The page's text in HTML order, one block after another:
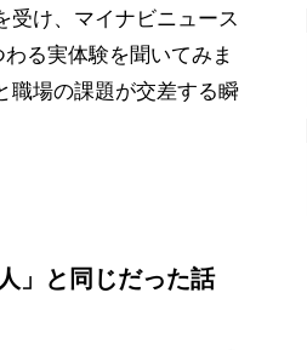
受け、マイナビニュース
る実体験を聞いてみま
職場の課題が交差する瞬
」と同じだった話